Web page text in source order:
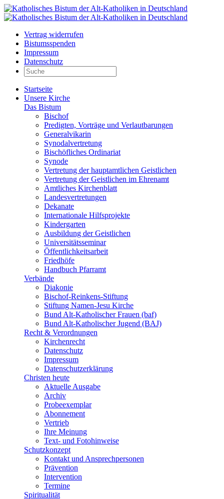
Vertrag widerrufen
Bistumsspenden
Impressum
Datenschutz
Startseite
Unsere Kirche
Das Bistum
Bischof
Predigten, Vorträge und Verlautbarungen
Generalvikarin
Synodalvertretung
Bischöfliches Ordinariat
Synode
Vertretung der hauptamtlichen Geistlichen
Vertretung der Geistlichen im Ehrenamt
Amtliches Kirchenblatt
Landesvertretungen
Dekanate
Internationale Hilfsprojekte
Kindergarten
Ausbildung der Geistlichen
Universitätsseminar
Öffentlichkeitsarbeit
Friedhöfe
Handbuch Pfarramt
Verbände
Diakonie
Bischof-Reinkens-Stiftung
Stiftung Namen-Jesu Kirche
Bund Alt-Katholischer Frauen (baf)
Bund Alt-Katholischer Jugend (BAJ)
Recht & Verordnungen
Kirchenrecht
Datenschutz
Impressum
Datenschutzerklärung
Christen heute
Aktuelle Ausgabe
Archiv
Probeexemplar
Abonnement
Vertrieb
Ihre Meinung
Text- und Fotohinweise
Schutzkonzept
Kontakt und Ansprechpersonen
Prävention
Intervention
Termine
Spiritualität